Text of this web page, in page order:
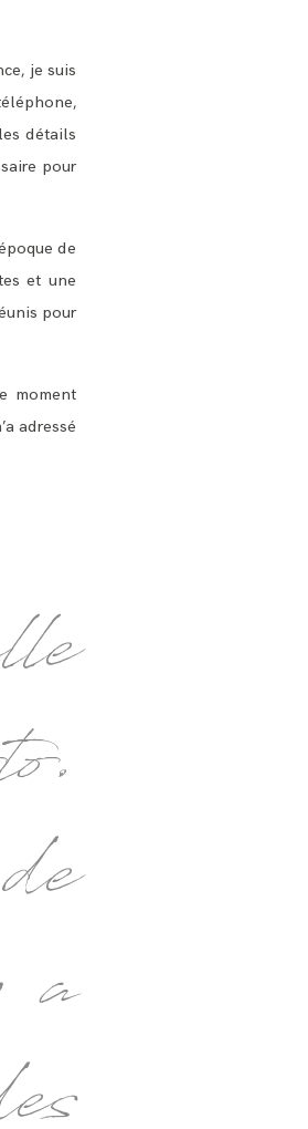
je suis
détails
pour
de
et une
pour
moment
adressé
a